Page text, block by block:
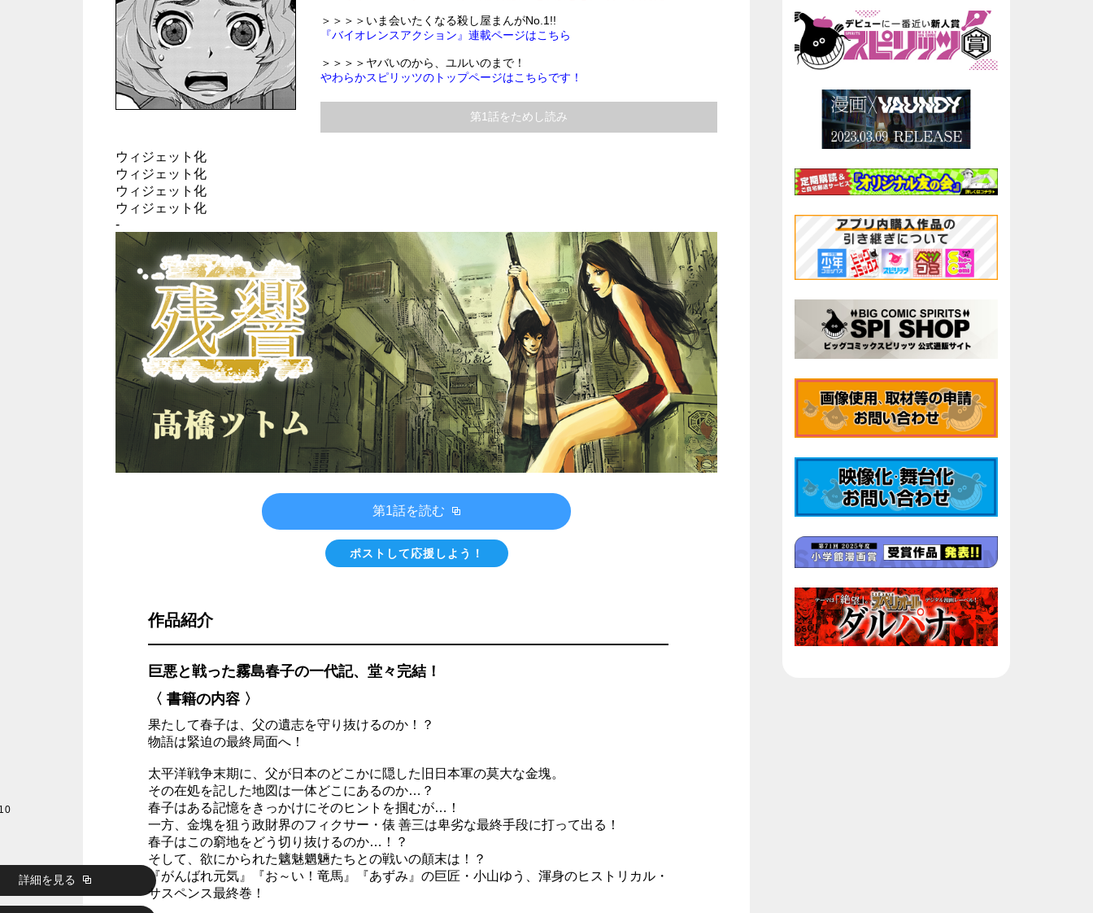
＞＞＞＞いま会いたくなる殺し屋まんがNo.1!!
『バイオレンスアクション』連載ページはこちら
＞＞＞＞ヤバいのから、ユルいのまで！
やわらかスピリッツのトップページはこちらです！
第1話をためし読み
ウィジェット化
ウィジェット化
ウィジェット化
ウィジェット化
-
第1話を読む
ポストして応援しよう！
詳細を見る
作品紹介
巨悪と戦った霧島春子の一代記、堂々完結！
〈 書籍の内容 〉
果たして春子は、父の遺志を守り抜けるのか！？
物語は緊迫の最終局面へ！
太平洋戦争末期に、父が日本のどこかに隠した旧日本軍の莫大な金塊。
その在処を記した地図は一体どこにあるのか…？
春子はある記憶をきっかけにそのヒントを掴むが…！
一方、金塊を狙う政財界のフィクサー・俵 善三は卑劣な最終手段に打って出る！
春子はこの窮地をどう切り抜けるのか…！？
そして、欲にかられた魑魅魍魎たちとの戦いの顛末は！？
『がんばれ元気』『お～い！竜馬』『あずみ』の巨匠・小山ゆう、渾身のヒストリカル・
サスペンス最終巻！